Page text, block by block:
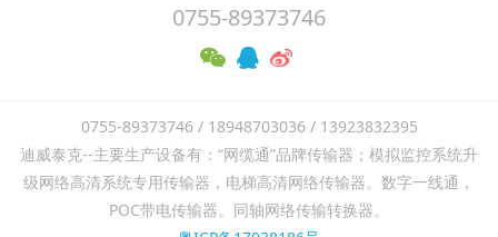
0755-89373746
0755-89373746 / 18948703036 / 13923832395
迪威泰克--主要生产设备有：“网缆通”品牌传输器；模拟监控系统升
级网络高清系统专用传输器，电梯高清网络传输器。数字一线通，
POC带电传输器。同轴网络传输转换器。